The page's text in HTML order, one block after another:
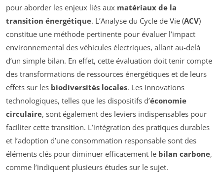
pour aborder les enjeux liés aux matériaux de la
transition énergétique. L’Analyse du Cycle de Vie (ACV)
constitue une méthode pertinente pour évaluer l’impact
environnemental des véhicules électriques, allant au-delà
d’un simple bilan. En effet, cette évaluation doit tenir compte
des transformations de ressources énergétiques et de leurs
effets sur les biodiversités locales. Les innovations
technologiques, telles que les dispositifs d’économie
circulaire, sont également des leviers indispensables pour
faciliter cette transition. L’intégration des pratiques durables
et l’adoption d’une consommation responsable sont des
éléments clés pour diminuer efficacement le bilan carbone,
comme l’indiquent plusieurs études sur le sujet.